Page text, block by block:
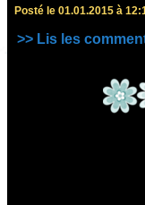
Posté le 01.01.2015 à
>> Lis les